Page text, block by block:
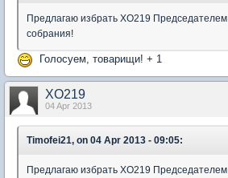
Предлагаю избрать ХО219 Председателем
собрания!
Голосуем, товарищи! + 1
XO219
04 Apr 2013
Timofei21, on 04 Apr 2013 - 09:05:
Предлагаю избрать ХО219 Председателем